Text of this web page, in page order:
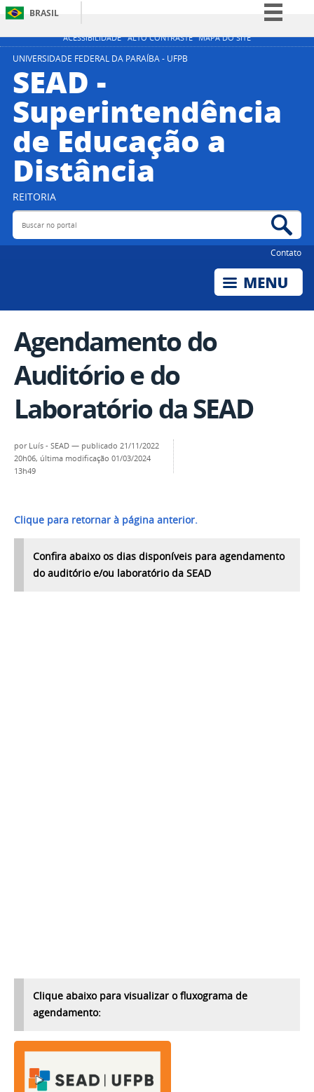
ACESSIBILIDADE ALTO CONTRASTE MAPA DO SITE
BRASIL
Simplifique!
Acesso à informação
Legislação
Canais
UNIVERSIDADE FEDERAL DA PARAÍBA - UFPB
SEAD -
Superintendência
de Educação a
Distância
REITORIA
Buscar no portal
Contato
Agendamento do
Auditório e do
Laboratório da SEAD
por Luís - SEAD — publicado 21/11/2022
20h06, última modificação 01/03/2024
13h49
Clique para retornar à página anterior.
Confira abaixoos dias disponíveis para agendamento
do auditório e/ou laboratório da SEAD
Clique abaixo para visualizar o fluxograma de
agendamento: